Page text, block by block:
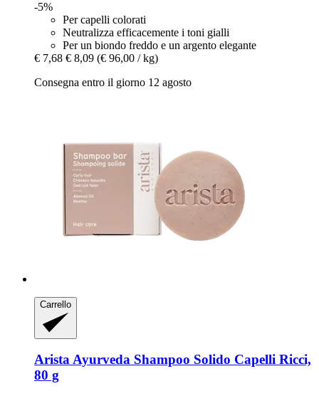
-5%
Per capelli colorati
Neutralizza efficacemente i toni gialli
Per un biondo freddo e un argento elegante
€ 7,68 € 8,09 (€ 96,00 / kg)
Consegna entro il giorno 12 agosto
Carrello
Arista Ayurveda Shampoo Solido Capelli Ricci,
80 g